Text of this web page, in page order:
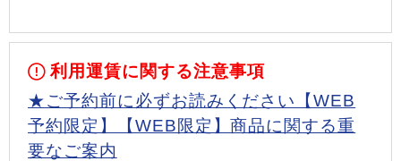
利用運賃に関する注意事項
★ご予約前に必ずお読みください【WEB
予約限定】【WEB限定】商品に関する重
要なご案内